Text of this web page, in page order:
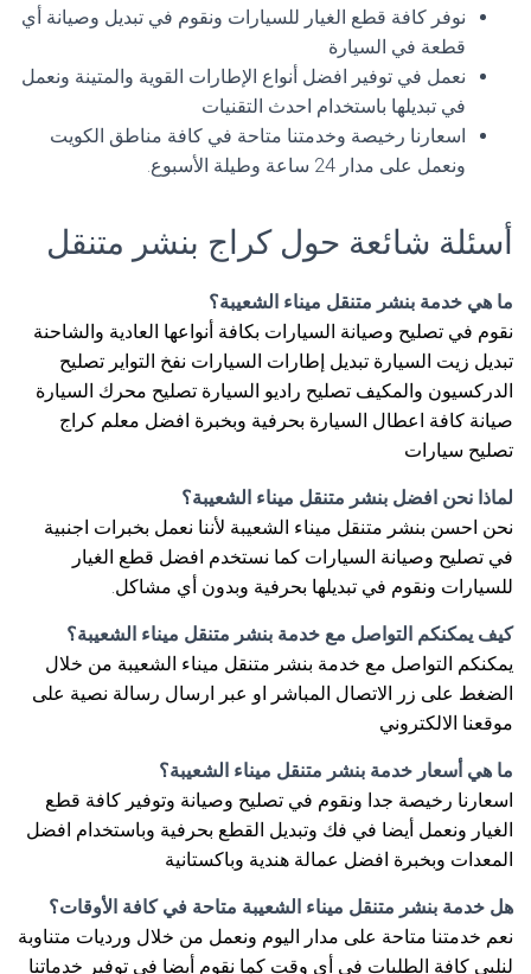
نوفر كافة قطع الغيار للسيارات ونقوم في تبديل وصيانة أي
قطعة في السيارة
نعمل في توفير افضل أنواع الإطارات القوية والمتينة ونعمل
في تبديلها باستخدام احدث التقنيات
اسعارنا رخيصة وخدمتنا متاحة في كافة مناطق الكويت
ونعمل على مدار 24 ساعة وطيلة الأسبوع.
أسئلة شائعة حول كراج بنشر متنقل
ما هي خدمة بنشر متنقل ميناء الشعيبة؟
نقوم في تصليح وصيانة السيارات بكافة أنواعها العادية والشاحنة
تبديل زيت السيارة تبديل إطارات السيارات نفخ التواير تصليح
الدركسيون والمكيف تصليح راديو السيارة تصليح محرك السيارة
صيانة كافة اعطال السيارة بحرفية وبخبرة افضل معلم كراج
تصليح سيارات
لماذا نحن افضل بنشر متنقل ميناء الشعيبة؟
نحن احسن بنشر متنقل ميناء الشعيبة لأننا نعمل بخبرات اجنبية
في تصليح وصيانة السيارات كما نستخدم افضل قطع الغيار
للسيارات ونقوم في تبديلها بحرفية وبدون أي مشاكل.
كيف يمكنكم التواصل مع خدمة بنشر متنقل ميناء الشعيبة؟
يمكنكم التواصل مع خدمة بنشر متنقل ميناء الشعيبة من خلال
الضغط على زر الاتصال المباشر او عبر ارسال رسالة نصية على
موقعنا الالكتروني
ما هي أسعار خدمة بنشر متنقل ميناء الشعيبة؟
اسعارنا رخيصة جدا ونقوم في تصليح وصيانة وتوفير كافة قطع
الغيار ونعمل أيضا في فك وتبديل القطع بحرفية وباستخدام افضل
المعدات وبخبرة افضل عمالة هندية وباكستانية
هل خدمة بنشر متنقل ميناء الشعيبة متاحة في كافة الأوقات؟
نعم خدمتنا متاحة على مدار اليوم ونعمل من خلال ورديات متناوبة
لنلبي كافة الطلبات في أي وقت كما نقوم أيضا في توفير خدماتنا